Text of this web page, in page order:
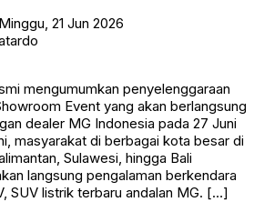
21 Jun 2026
mengumumkan penyelenggaraan
Event yang akan berlangsung
dealer MG Indonesia pada 27 Juni
masyarakat di berbagai kota besar di
Sulawesi, hingga Bali
langsung pengalaman berkendara
SUV listrik terbaru andalan MG. […]